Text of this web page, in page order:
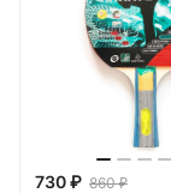
730 ₽ 860 ₽